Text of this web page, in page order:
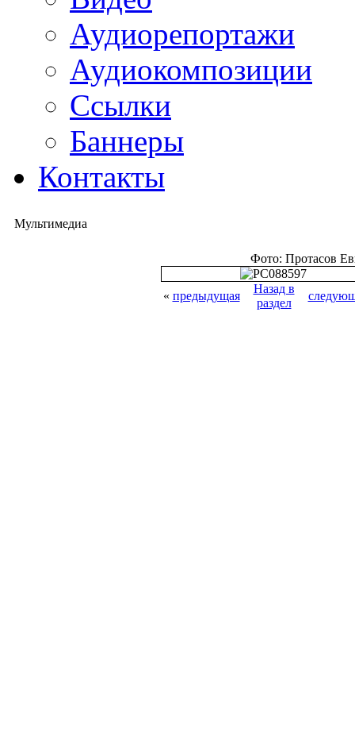
Аудиорепортажи
Аудиокомпозиции
Ссылки
Баннеры
Контакты
Мультимедиа
Фото: Протасов
« предыдущая
Назад в
раздел